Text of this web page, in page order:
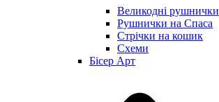
Великодні рушнички
Рушнички на Спаса
Стрічки на кошик
Схеми
Бісер Арт